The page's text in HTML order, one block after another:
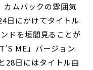
カムバックの雰囲気
日にかけてタイトル
ドを垣間見ることが
ME」バージョン
28日にはタイトル曲